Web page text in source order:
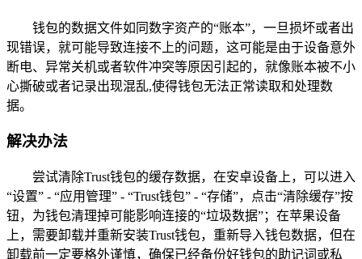
钱包的数据文件如同数字资产的“账本”，一旦损坏或者出
现错误，就可能导致连接不上的问题，这可能是由于设备意外
断电、异常关机或者软件冲突等原因引起的，就像账本被不小
心撕破或者记录出现混乱,使得钱包无法正常读取和处理数
据。
解决办法
尝试清除Trust钱包的缓存数据，在安卓设备上，可以进入
“设置” - “应用管理” - “Trust钱包” - “存储”，点击“清除缓存”按
钮，为钱包清理掉可能影响连接的“垃圾数据”；在苹果设备
上，需要卸载并重新安装Trust钱包，重新导入钱包数据，但在
卸载前一定要格外谨慎，确保已经备份好钱包的助记词或私